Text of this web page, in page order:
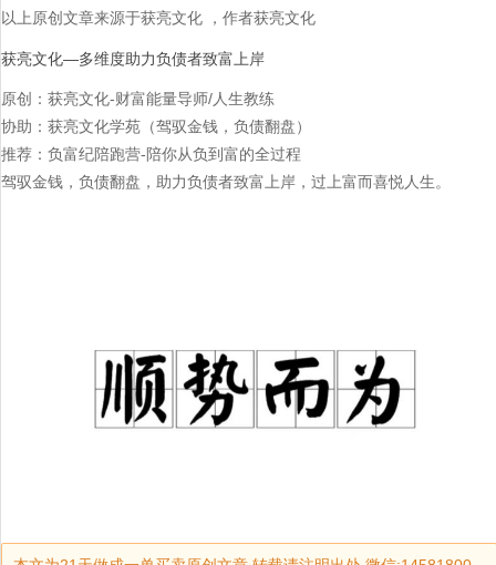
以上原创文章来源于获亮文化 ，作者获亮文化
获亮文化—多维度助力负债者致富上岸
原创：获亮文化-财富能量导师/人生教练
协助：获亮文化学苑（驾驭金钱，负债翻盘）
推荐：负富纪陪跑营-陪你从负到富的全过程
驾驭金钱，负债翻盘，助力负债者致富上岸，过上富而喜悦人生。